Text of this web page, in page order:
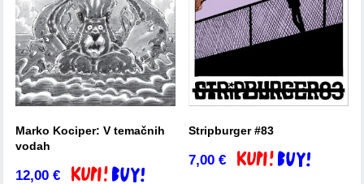
Marko Kociper: V temačnih
vodah
12,00€ Dodaj v košarico
Stripburger #83
7,00€ Dodaj v košarico